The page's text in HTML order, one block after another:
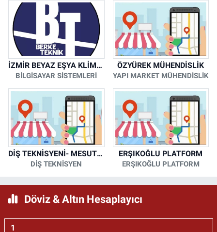
İZMİR BEYAZ EŞYA KLİMA KOMBİ SERVİSİ
BİLGİSAYAR SİSTEMLERİ
ÖZYÜREK MÜHENDİSLİK
YAPI MARKET MÜHENDİSLİK
DİŞ TEKNİSYENİ- MESUT KORKMAZ
DİŞ TEKNİSYEN
ERŞIKOĞLU PLATFORM
ERŞIKOĞLU PLATFORM
Döviz & Altın Hesaplayıcı